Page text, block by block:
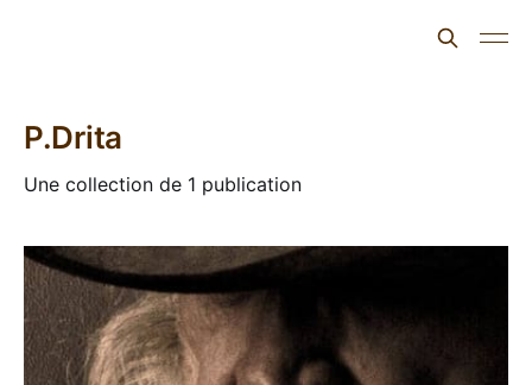
P.Drita
Une collection de 1 publication